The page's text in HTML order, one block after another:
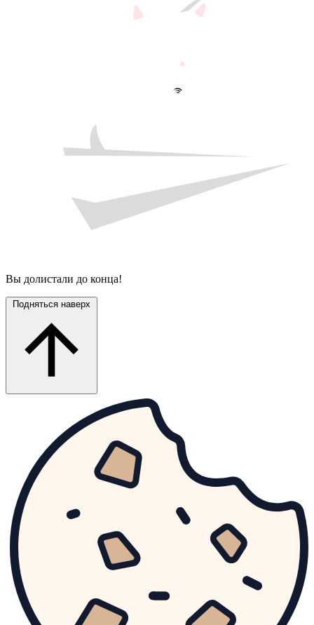
Вы долистали до конца!